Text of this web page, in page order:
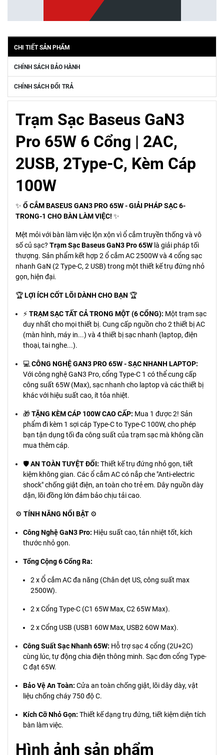
CHI TIẾT SẢN PHẨM
CHÍNH SÁCH BẢO HÀNH
CHÍNH SÁCH ĐỔI TRẢ
Trạm Sạc Baseus GaN3
Pro 65W 6 Cổng | 2AC,
2USB, 2Type-C, Kèm Cáp
100W
✨ Ổ CẮM BASEUS GAN3 PRO 65W - GIẢI PHÁP SẠC 6-
TRONG-1 CHO BÀN LÀM VIỆC! ✨
Mệt mỏi với bàn làm việc lộn xộn vì ổ cắm truyền thống và vô
số củ sạc? Trạm Sạc Baseus GaN3 Pro 65W là giải pháp tối
thượng. Sản phẩm kết hợp 2 ổ cắm AC 2500W và 4 cổng sạc
nhanh GaN (2 Type-C, 2 USB) trong một thiết kế trụ đứng nhỏ
gọn, hiện đại.
🏆LỢI ÍCH CỐT LÕI DÀNH CHO BẠN 🏆
⚡TRẠM SẠC TẤT CẢ TRONG MỘT (6 CỔNG): Một trạm sạc
duy nhất cho mọi thiết bị. Cung cấp nguồn cho 2 thiết bị AC
(màn hình, máy in...) và 4 thiết bị sạc nhanh (laptop, điện
thoại, tai nghe...).
💻 CÔNG NGHỆ GAN3 PRO 65W - SẠC NHANH LAPTOP:
Với công nghệ GaN3 Pro, cổng Type-C 1 có thể cung cấp
công suất 65W (Max), sạc nhanh cho laptop và các thiết bị
khác với hiệu suất cao, ít tỏa nhiệt.
🎁TẶNG KÈM CÁP 100W CAO CẤP: Mua 1 được 2! Sản
phẩm đi kèm 1 sợi cáp Type-C to Type-C 100W, cho phép
bạn tận dụng tối đa công suất của trạm sạc mà không cần
mua thêm cáp.
🛡️AN TOÀN TUYỆT ĐỐI: Thiết kế trụ đứng nhỏ gọn, tiết
kiệm không gian. Các ổ cắm AC có nắp che "Anti-electric
shock" chống giật điện, an toàn cho trẻ em. Dây nguồn dày
dặn, lõi đồng lớn đảm bảo chịu tải cao.
⚙️ TÍNH NĂNG NỔI BẬT ⚙️
Công Nghệ GaN3 Pro: Hiệu suất cao, tản nhiệt tốt, kích
thước nhỏ gọn.
Tổng Cộng 6 Cổng Ra:
2 x Ổ cắm AC đa năng (Chân dẹt US, công suất max
2500W).
2 x Cổng Type-C (C1 65W Max, C2 65W Max).
2 x Cổng USB (USB1 60W Max, USB2 60W Max).
Công Suất Sạc Nhanh 65W: Hỗ trợ sạc 4 cổng (2U+2C)
cùng lúc, tự động chia điện thông minh. Sạc đơn cổng Type-
C đạt 65W.
Bảo Vệ An Toàn: Cửa an toàn chống giật, lõi dây dày, vật
liệu chống cháy 750 độ C.
Kích Cỡ Nhỏ Gọn: Thiết kế dạng trụ đứng, tiết kiệm diện tích
bàn làm việc.
Hình ảnh sản phẩm